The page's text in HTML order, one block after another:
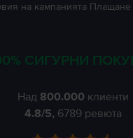
на кампанията Плащане
СИГУРНИ
Над 800.000 клиенти
4.8/5, 6789 ревюта